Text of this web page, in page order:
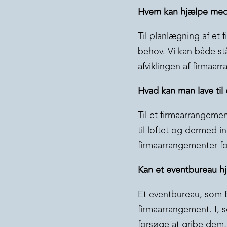
Hvem kan hjælpe
Til planlægning af et
behov. Vi kan både
afviklingen af
Hvad kan man lave
Til et
til loftet og dermed
firmaarrangementer
Kan et eventbureau
Et eventbureau,
firmaarrangement. I,